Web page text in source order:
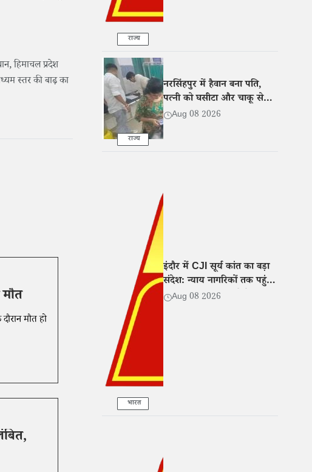
हिमाचल प्रदेश
स्तर की बाढ़ का
मौत हो
राज्य
राज्य
नरसिंहपुर में हैवान बना पति,
पत्नी को घसीटा और चाकू से
किया लहूलुहान
Aug 08 2026
भारत
इंदौर में CJI सूर्य कांत का बड़ा
संदेश: न्याय नागरिकों तक पहुंचे,
कानूनी संस्थाएं खुद लोगों तक
Aug 08 2026